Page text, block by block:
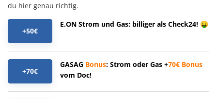
du hier genau richtig.
+50€
E.ON Strom und Gas: billiger als Check24! 🤑
+70€
GASAG Bonus: Strom oder Gas +70€ Bonus
vom Doc!